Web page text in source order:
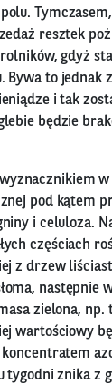
resztek
gdyż
Bywa to jednak
i tak
będzie
pod kątem
i celuloza.
częściach
z drzew
następnie
zielona,
wartościowy
koncentratem
tygodni znika z